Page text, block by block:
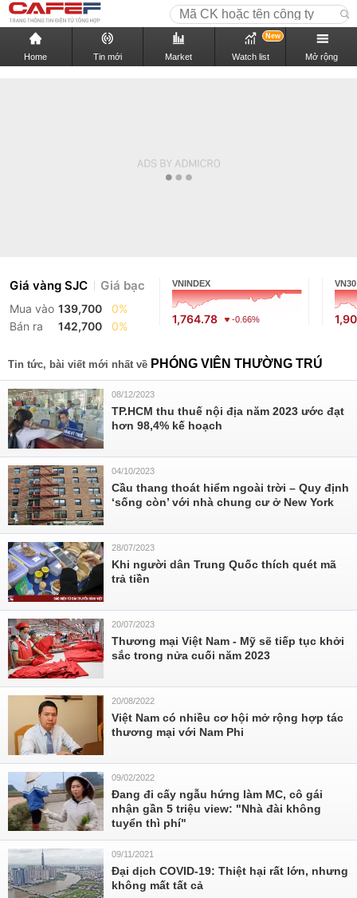
Home Tin mới Market Watch list
New
Mở rộng
Giá vàng SJC Giá bạc
Mua vào 139,700
0%
Bán ra
142,700 0%
VNINDEX
1,764.78 -0.66%
VN30
Tin tức, bài viết mới nhất về PHÓNG VIÊN THƯỜNG TRÚ
08/12/2023
TP.HCM thu thuế nội địa năm 2023 ước đạt
hơn 98,4% kế hoạch
04/10/2023
Cầu thang thoát hiểm ngoài trời – Quy định
‘sống còn’ với nhà chung cư ở New York
28/07/2023
Khi người dân Trung Quốc thích quét mã
trả tiền
20/07/2023
Thương mại Việt Nam - Mỹ sẽ tiếp tục khởi
sắc trong nửa cuối năm 2023
20/08/2022
Việt Nam có nhiều cơ hội mở rộng hợp tác
thương mại với Nam Phi
09/02/2022
Đang đi cấy ngẫu hứng làm MC, cô gái
nhận gần 5 triệu view: "Nhà đài không
tuyển thì phí"
09/11/2021
Đại dịch COVID-19: Thiệt hại rất lớn, nhưng
không mất tất cả